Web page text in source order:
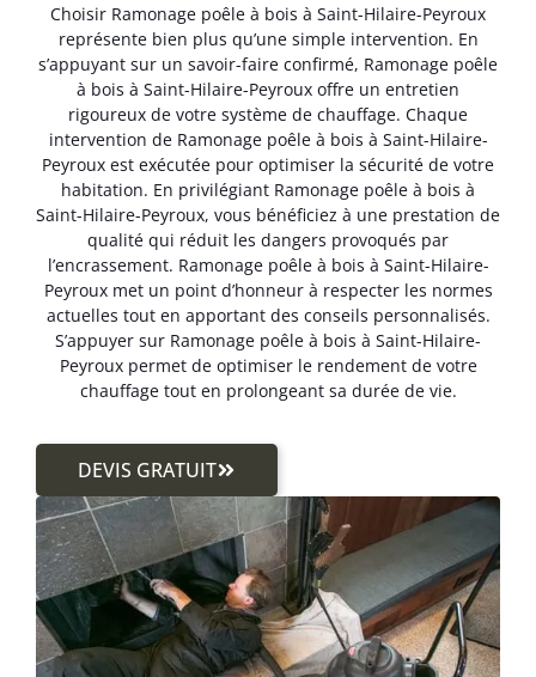
Choisir Ramonage poêle à bois à Saint-Hilaire-Peyroux
représente bien plus qu’une simple intervention. En
s’appuyant sur un savoir-faire confirmé, Ramonage poêle
à bois à Saint-Hilaire-Peyroux offre un entretien
rigoureux de votre système de chauffage. Chaque
intervention de Ramonage poêle à bois à Saint-Hilaire-
Peyroux est exécutée pour optimiser la sécurité de votre
habitation. En privilégiant Ramonage poêle à bois à
Saint-Hilaire-Peyroux, vous bénéficiez à une prestation de
qualité qui réduit les dangers provoqués par
l’encrassement. Ramonage poêle à bois à Saint-Hilaire-
Peyroux met un point d’honneur à respecter les normes
actuelles tout en apportant des conseils personnalisés.
S’appuyer sur Ramonage poêle à bois à Saint-Hilaire-
Peyroux permet de optimiser le rendement de votre
chauffage tout en prolongeant sa durée de vie.
DEVIS GRATUIT